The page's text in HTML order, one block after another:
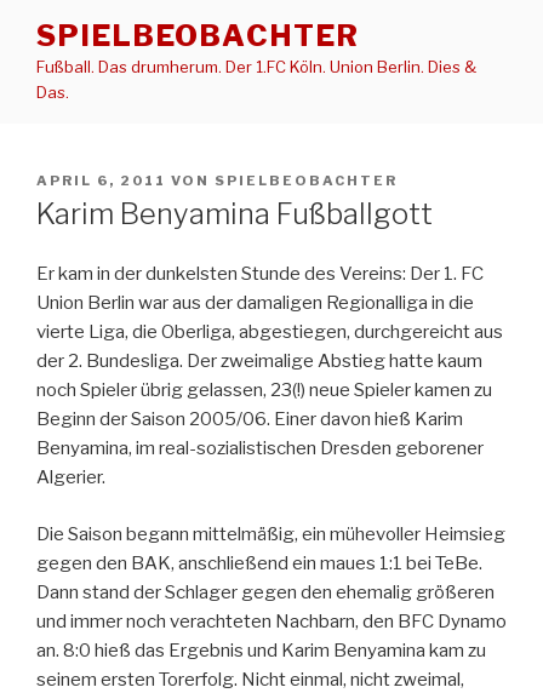
Inhalt
springen
SPIELBEOBACHTER
Fußball. Das drumherum. Der 1.FC Köln. Union Berlin. Dies &
Das.
VERÖFFENTLICHT
AM
APRIL 6, 2011 VON SPIELBEOBACHTER
Karim Benyamina Fußballgott
Er kam in der dunkelsten Stunde des Vereins: Der 1. FC
Union Berlin war aus der damaligen Regionalliga in die
vierte Liga, die Oberliga, abgestiegen, durchgereicht aus
der 2. Bundesliga. Der zweimalige Abstieg hatte kaum
noch Spieler übrig gelassen, 23(!) neue Spieler kamen zu
Beginn der Saison 2005/06. Einer davon hieß Karim
Benyamina, im real-sozialistischen Dresden geborener
Algerier.
Die Saison begann mittelmäßig, ein mühevoller Heimsieg
gegen den BAK, anschließend ein maues 1:1 bei TeBe.
Dann stand der Schlager gegen den ehemalig größeren
und immer noch verachteten Nachbarn, den BFC Dynamo
an. 8:0 hieß das Ergebnis und Karim Benyamina kam zu
seinem ersten Torerfolg. Nicht einmal, nicht zweimal,